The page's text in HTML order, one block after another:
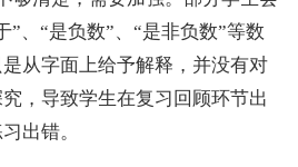
”、“是负数”、“是非负数”等数
从字面上给予解释，并没有对
，导致学生在复习回顾环节出
出错。